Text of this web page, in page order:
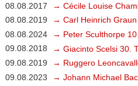
08.08.2017
→ Cécile Louise
08.08.2019
→ Carl Heinrich Graun
08.08.2024
→ Peter Sculthorpe
09.08.2018
→ Giacinto Scelsi 30.
09.08.2019
→ Ruggero
09.08.2023
→ Johann Michael